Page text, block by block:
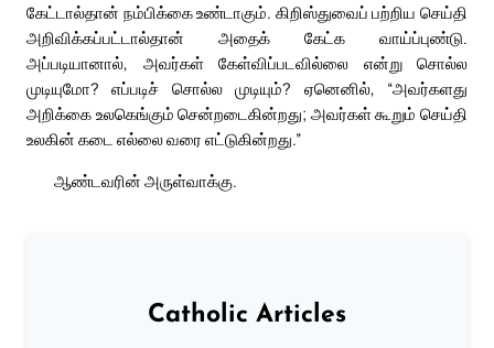
கேட்டால்தான் நம்பிக்கை உண்டாகும். கிறிஸ்துவைப் பற்றிய செய்தி
அறிவிக்கப்பட்டால்தான் அதைக் கேட்க வாய்ப்புண்டு.
அப்படியானால், அவர்கள் கேள்விப்படவில்லை என்று சொல்ல
முடியுமோ? எப்படிச் சொல்ல முடியும்? ஏனெனில், “அவர்களது
அறிக்கை உலகெங்கும் சென்றடைகின்றது; அவர்கள் கூறும் செய்தி
உலகின் கடை எல்லை வரை எட்டுகின்றது.”
ஆண்டவரின் அருள்வாக்கு.
Catholic Articles